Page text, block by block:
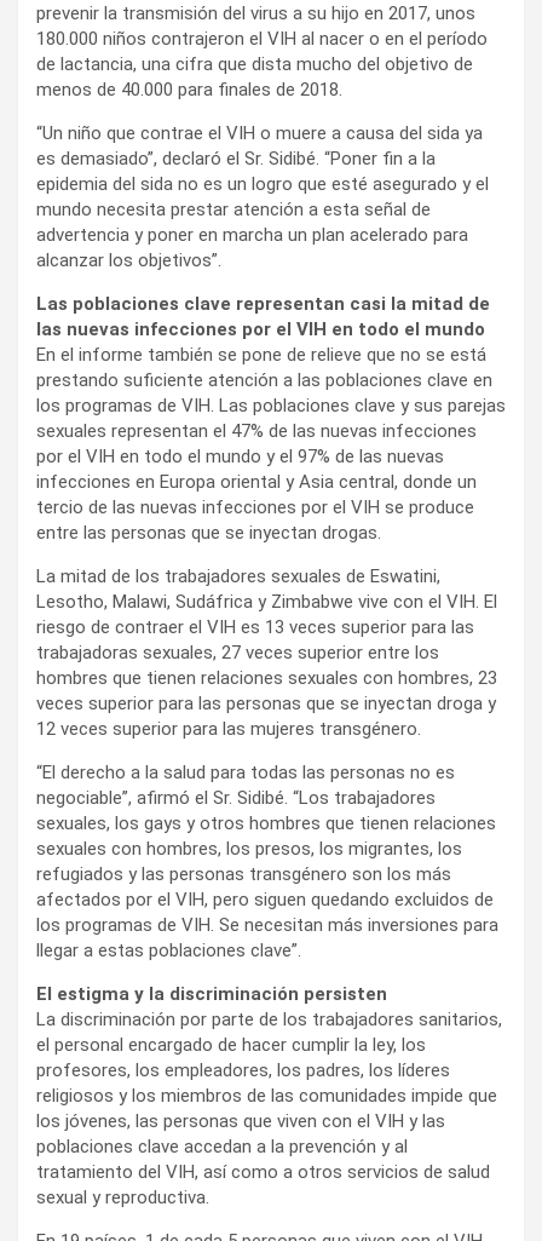
prevenir la transmisión del virus a su hijo en 2017, unos
180.000 niños contrajeron el VIH al nacer o en el período
de lactancia, una cifra que dista mucho del objetivo de
menos de 40.000 para finales de 2018.
“Un niño que contrae el VIH o muere a causa del sida ya
es demasiado”, declaró el Sr. Sidibé. “Poner fin a la
epidemia del sida no es un logro que esté asegurado y el
mundo necesita prestar atención a esta señal de
advertencia y poner en marcha un plan acelerado para
alcanzar los objetivos”.
Las poblaciones clave representan casi la mitad de
las nuevas infecciones por el VIH en todo el mundo
En el informe también se pone de relieve que no se está
prestando suficiente atención a las poblaciones clave en
los programas de VIH. Las poblaciones clave y sus parejas
sexuales representan el 47% de las nuevas infecciones
por el VIH en todo el mundo y el 97% de las nuevas
infecciones en Europa oriental y Asia central, donde un
tercio de las nuevas infecciones por el VIH se produce
entre las personas que se inyectan drogas.
La mitad de los trabajadores sexuales de Eswatini,
Lesotho, Malawi, Sudáfrica y Zimbabwe vive con el VIH. El
riesgo de contraer el VIH es 13 veces superior para las
trabajadoras sexuales, 27 veces superior entre los
hombres que tienen relaciones sexuales con hombres, 23
veces superior para las personas que se inyectan droga y
12 veces superior para las mujeres transgénero.
“El derecho a la salud para todas las personas no es
negociable”, afirmó el Sr. Sidibé. “Los trabajadores
sexuales, los gays y otros hombres que tienen relaciones
sexuales con hombres, los presos, los migrantes, los
refugiados y las personas transgénero son los más
afectados por el VIH, pero siguen quedando excluidos de
los programas de VIH. Se necesitan más inversiones para
llegar a estas poblaciones clave”.
El estigma y la discriminación persisten
La discriminación por parte de los trabajadores sanitarios,
el personal encargado de hacer cumplir la ley, los
profesores, los empleadores, los padres, los líderes
religiosos y los miembros de las comunidades impide que
los jóvenes, las personas que viven con el VIH y las
poblaciones clave accedan a la prevención y al
tratamiento del VIH, así como a otros servicios de salud
sexual y reproductiva.